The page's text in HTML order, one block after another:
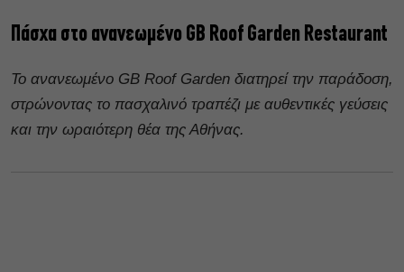
Πάσχα στο ανανεωμένο GB Roof Garden Restaurant
Το ανανεωμένο GB Roof Garden διατηρεί την παράδοση,
στρώνοντας το πασχαλινό τραπέζι με αυθεντικές γεύσεις
και την ωραιότερη θέα της Αθήνας.